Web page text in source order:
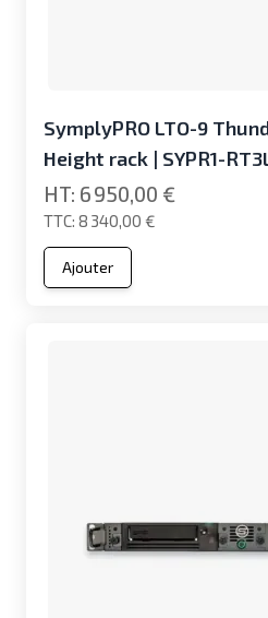
SymplyPRO LTO-9
Height rack | SYPR1-
8 340,00 €
6 950,00 €
Ajouter